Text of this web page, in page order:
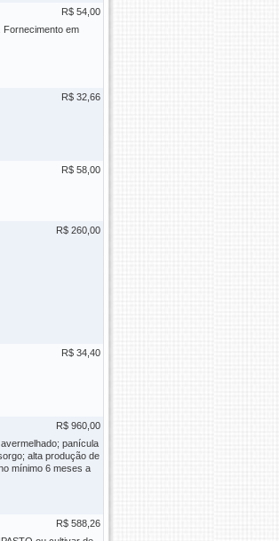
R$ 54,00
Fornecimento em
R$ 32,66
R$ 58,00
R$ 260,00
R$ 34,40
R$ 960,00
panícula
alta produção de
mínimo 6 meses a
R$ 588,26